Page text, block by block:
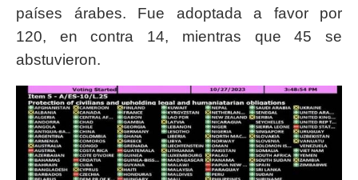
países árabes. Fue adoptada a favor por
120, en contra 14, mientras que 45 se
abstuvieron.